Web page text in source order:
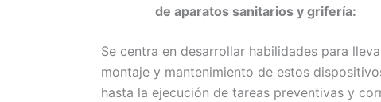
de aparatos sanitarios y grifería:
Se centra en desarrollar habilidades para
montaje y mantenimiento de estos
hasta la ejecución de tareas preventivas y